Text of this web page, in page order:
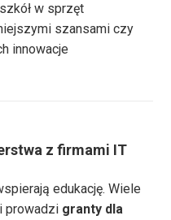
w sprzęt
szansami czy
innowacje
z firmami IT
edukację. Wiele
prowadzi granty dla